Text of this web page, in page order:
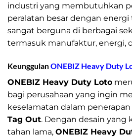
industri yang membutuhkan
peralatan besar dengan
sangat berguna di berbagai
termasuk manufaktur, energi,
KeunggulanONEBIZ Heavy Duty
ONEBIZ Heavy Duty Loto
bagi perusahaan yang ingin
keselamatan dalam
Tag Out. Dengan desain yang
tahan lama, ONEBIZ Heavy